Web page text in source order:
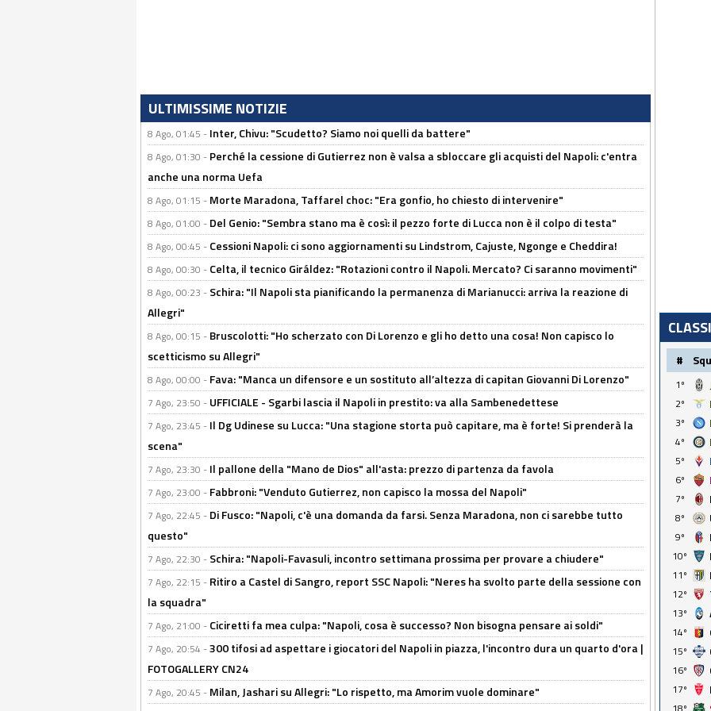
ULTIMISSIME NOTIZIE
8 Ago, 01:45 - Inter, Chivu: "Scudetto? Siamo noi quelli da battere"
8 Ago, 01:30 - Perché la cessione di Gutierrez non è valsa a sbloccare gli acquisti del Napoli: c'entra
anche una norma Uefa
8 Ago, 01:15 - Morte Maradona, Taffarel choc: "Era gonfio, ho chiesto di intervenire"
8 Ago, 01:00 - Del Genio: "Sembra stano ma è così: il pezzo forte di Lucca non è il colpo di testa"
8 Ago, 00:45 - Cessioni Napoli: ci sono aggiornamenti su Lindstrom, Cajuste, Ngonge e Cheddira!
8 Ago, 00:30 - Celta, il tecnico Giráldez: "Rotazioni contro il Napoli. Mercato? Ci saranno movimenti"
8 Ago, 00:23 - Schira: "Il Napoli sta pianificando la permanenza di Marianucci: arriva la reazione di
Allegri"
8 Ago, 00:15 - Bruscolotti: "Ho scherzato con Di Lorenzo e gli ho detto una cosa! Non capisco lo
scetticismo su Allegri"
8 Ago, 00:00 - Fava: "Manca un difensore e un sostituto all’altezza di capitan Giovanni Di Lorenzo"
7 Ago, 23:50 - UFFICIALE - Sgarbi lascia il Napoli in prestito: va alla Sambenedettese
7 Ago, 23:45 - Il Dg Udinese su Lucca: "Una stagione storta può capitare, ma è forte! Si prenderà la
scena"
7 Ago, 23:30 - Il pallone della "Mano de Dios" all'asta: prezzo di partenza da favola
7 Ago, 23:00 - Fabbroni: "Venduto Gutierrez, non capisco la mossa del Napoli"
7 Ago, 22:45 - Di Fusco: "Napoli, c'è una domanda da farsi. Senza Maradona, non ci sarebbe tutto
questo"
7 Ago, 22:30 - Schira: "Napoli-Favasuli, incontro settimana prossima per provare a chiudere"
7 Ago, 22:15 - Ritiro a Castel di Sangro, report SSC Napoli: "Neres ha svolto parte della sessione con
la squadra"
7 Ago, 21:00 - Ciciretti fa mea culpa: "Napoli, cosa è successo? Non bisogna pensare ai soldi"
7 Ago, 20:54 -300 tifosi ad aspettare i giocatori del Napoli in piazza, l'incontro dura un quarto d'ora |
FOTOGALLERY CN24
7 Ago, 20:45 - Milan, Jashari su Allegri: "Lo rispetto, ma Amorim vuole dominare"
#
1º
2º
3º
4º
5º
6º
7º
8º
9º
10º
11º
12º
13º
14º
15º
16º
17º